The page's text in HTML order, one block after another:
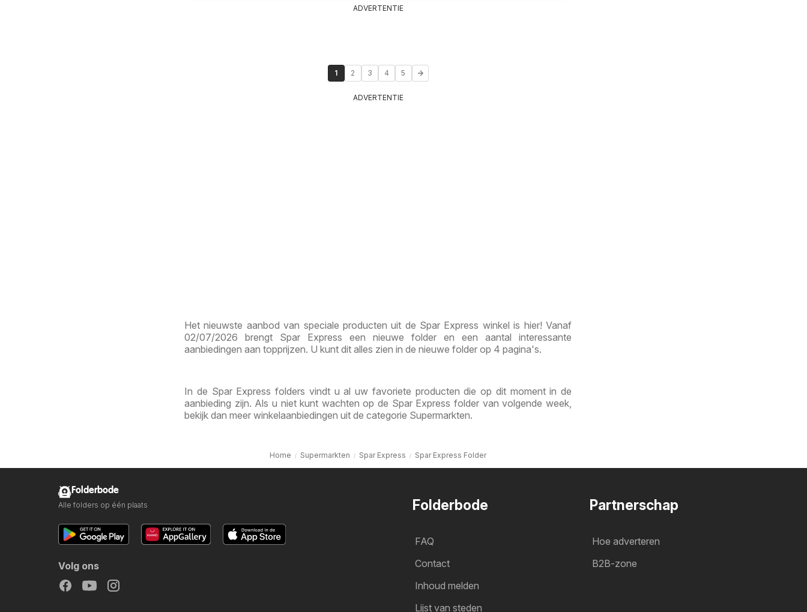
ADVERTENTIE
1 2 3 4 5
ADVERTENTIE
Het nieuwste aanbod van speciale producten uit de Spar Express winkel is hier! Vanaf
02/07/2026 brengt Spar Express een nieuwe folder en een aantal interessante
aanbiedingen aan topprijzen. U kunt dit alles zien in de nieuwe folder op 4 pagina's.
In de Spar Express folders vindt u al uw favoriete producten die op dit moment in de
aanbieding zijn. Als u niet kunt wachten op de Spar Express folder van volgende week,
bekijk dan meer winkelaanbiedingen uit de categorie Supermarkten.
Home Supermarkten Spar Express Spar Express Folder
Folderbode
FAQ
Contact
Inhoud melden
Lijst van steden
Partnerschap
Hoe adverteren
B2B-zone
Folderbode
Alle folders op één plaats
Volg ons